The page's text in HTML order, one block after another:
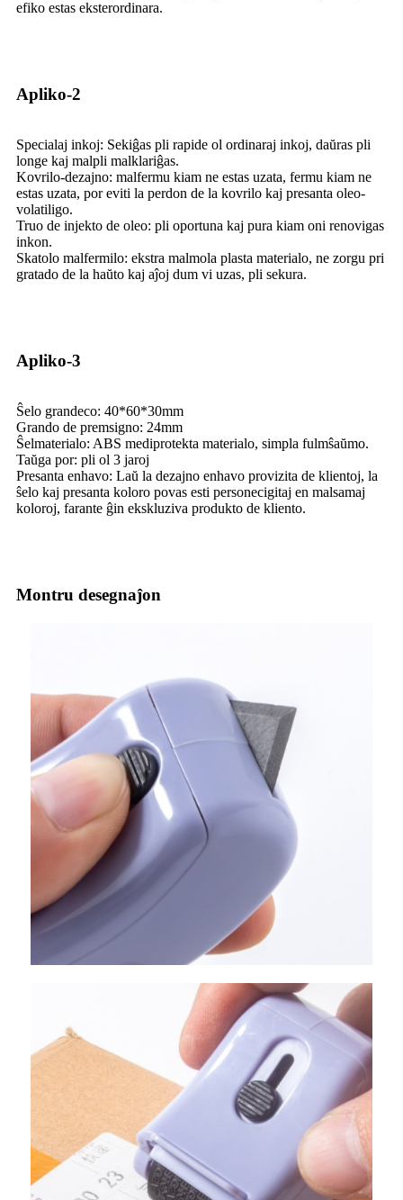
efiko estas eksterordinara.
Apliko-2
Specialaj inkoj: Sekiĝas pli rapide ol ordinaraj inkoj, daŭras pli
longe kaj malpli malklariĝas.
Kovrilo-dezajno: malfermu kiam ne estas uzata, fermu kiam ne
estas uzata, por eviti la perdon de la kovrilo kaj presanta oleo-
volatiligo.
Truo de injekto de oleo: pli oportuna kaj pura kiam oni renovigas
inkon.
Skatolo malfermilo: ekstra malmola plasta materialo, ne zorgu pri
gratado de la haŭto kaj aĵoj dum vi uzas, pli sekura.
Apliko-3
Ŝelo grandeco: 40*60*30mm
Grando de premsigno: 24mm
Ŝelmaterialo: ABS mediprotekta materialo, simpla fulmŝaŭmo.
Taŭga por: pli ol 3 jaroj
Presanta enhavo: Laŭ la dezajno enhavo provizita de klientoj, la
ŝelo kaj presanta koloro povas esti personecigitaj en malsamaj
koloroj, farante ĝin ekskluziva produkto de kliento.
Montru desegnaĵon